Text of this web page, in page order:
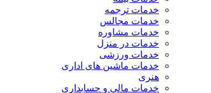
خدمات ترجمه
خدمات مجالس
خدمات مشاوره
خدمات در منزل
خدمات ورزشی
خدمات ماشین های اداری
هنری
خدمات مالی و حسابداری